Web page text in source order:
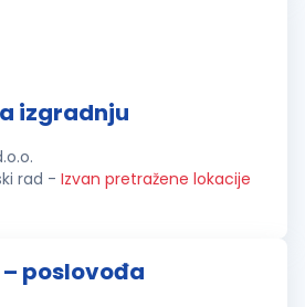
izgradnju
rad - Izvan pretražene lokacije
poslovođa